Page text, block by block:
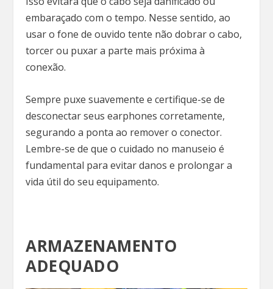
embaraçado com o tempo. Nesse sentido, ao
usar o fone de ouvido tente não dobrar o cabo,
torcer ou puxar a parte mais próxima à
conexão.
Sempre puxe suavemente e certifique-se de
desconectar seus earphones corretamente,
segurando a ponta ao remover o conector.
Lembre-se de que o cuidado no manuseio é
fundamental para evitar danos e prolongar a
vida útil do seu equipamento.
ARMAZENAMENTO
ADEQUADO